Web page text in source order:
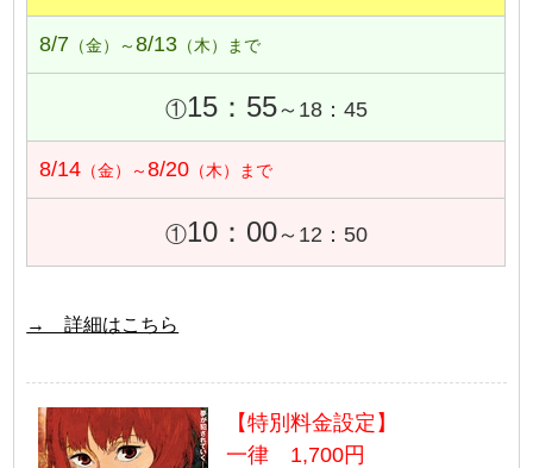
8/7 （金）～8/13 （木）まで
①15：55～18：45
8/14 （金）～8/20 （木）まで
①10：00～12：50
→ 詳細はこちら
【特別料金設定】
一律 1,700円